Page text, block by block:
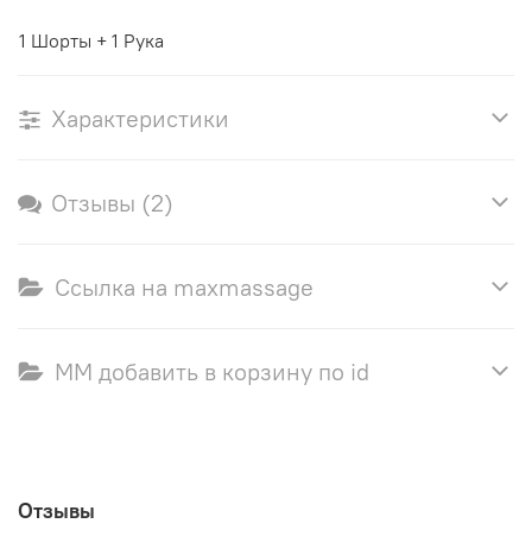
1 Шорты + 1 Рука
Характеристики
Отзывы (2)
Ссылка на maxmassage
ММ добавить в корзину по id
Отзывы